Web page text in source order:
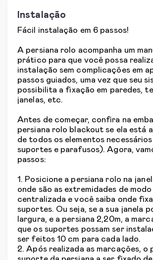
Instalação
Fácil instalação em 6 passos!
A persiana rolo acompanha um
prático para que você possa
instalação sem complicações em
passos guiados, uma vez que seu
possibilita a fixação em paredes,
janelas, etc.
Antes de começar, confira na
persiana rolo blackout se ela está
de todos os elementos necessários
suportes e parafusos). Agora,
passos:
1. Posicione a persiana rolo na
onde são as extremidades de
centralizada e você saiba onde
suportes. Ou seja, se a sua janela
largura, e a persiana 2,20m, a
que os suportes possam ser
ser feitos 10 cm para cada lado.
2. Após realizada as marcações, o